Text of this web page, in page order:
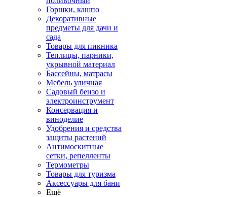
Горшки, кашпо
Декоративные
предметы для дачи и
сада
Товары для пикника
Теплицы, парники,
укрывной материал
Бассейны, матрасы
Мебель уличная
Садовый бензо и
электроинструмент
Консервация и
виноделие
Удобрения и средства
защиты растений
Антимоскитные
сетки, репелленты
Термометры
Товары для туризма
Аксессуары для бани
Ещё